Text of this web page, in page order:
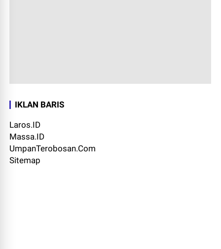
IKLAN BARIS
Laros.ID
Massa.ID
UmpanTerobosan.Com
Sitemap